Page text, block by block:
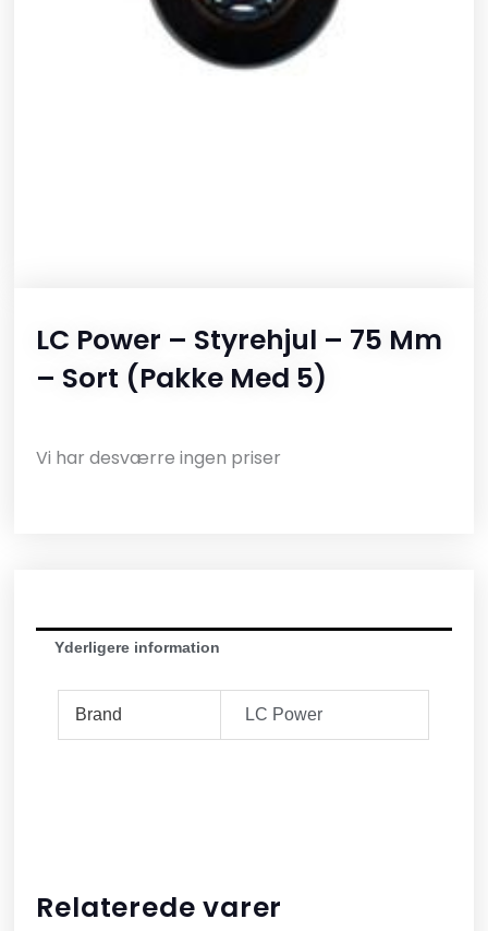
LC Power – Styrehjul – 75 Mm
– Sort (pakke Med 5)
Vi har desværre ingen priser
Yderligere information
Brand LC Power
Relaterede varer